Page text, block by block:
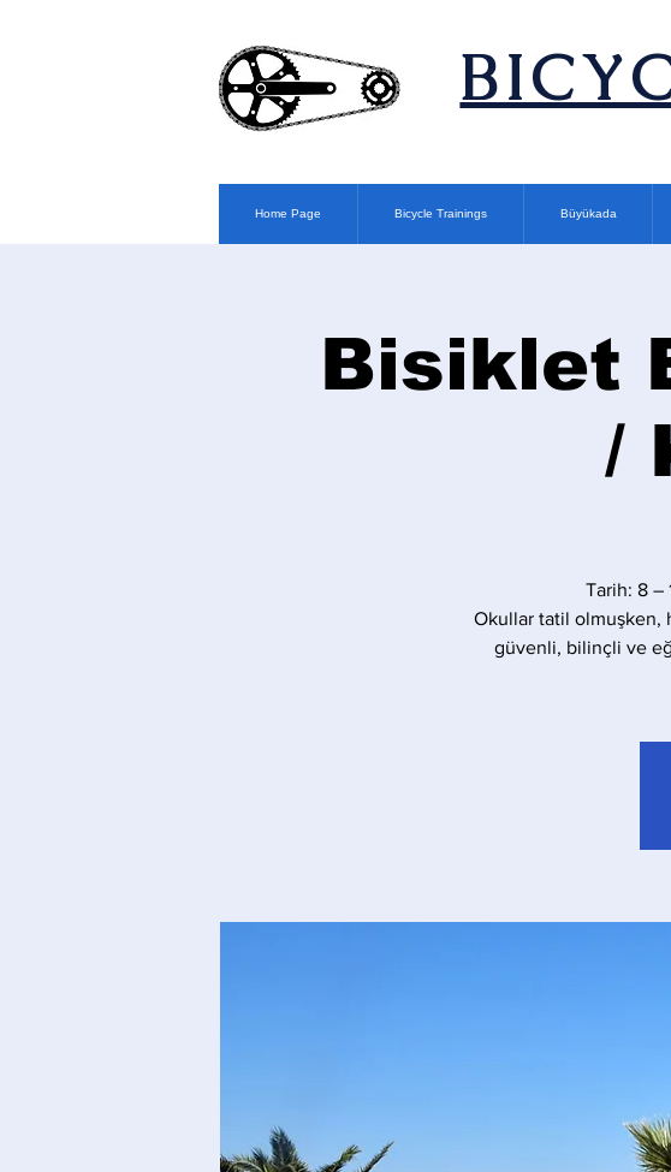
Home Page Bicycle Trainings Büyükada
Bisiklet
/
Tarih: 8 –
Okullar tatil olmuşken,
güvenli, bilinçli ve